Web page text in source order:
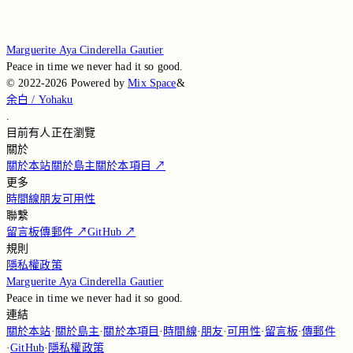
Marguerite Aya Cinderella Gautier
Peace in time we never had it so good.
©2022-2026 Powered by Mix Space&
余白 / Yohaku
.
目前有人正在瀏覽
關於
關於本站 關於島主 關於本項目 ↗
更多
時間線朋友 可用性
聯繫
留言板傳郵件↗GitHub↗
規則
隱私權政策
Marguerite Aya Cinderella Gautier
Peace in time we never had it so good.
連結
關於本站· 關於島主· 關於本項目 · 時間線· 朋友· 可用性· 留言板·傳郵件
·GitHub· 隱私權政策